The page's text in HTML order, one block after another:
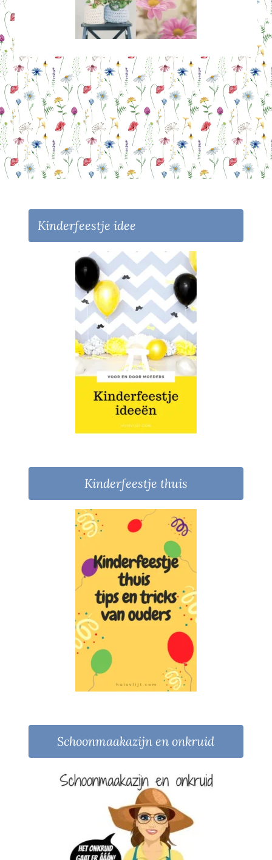
Kinderfeestje idee
Kinderfeestje thuis
Schoonmaakazijn en onkruid